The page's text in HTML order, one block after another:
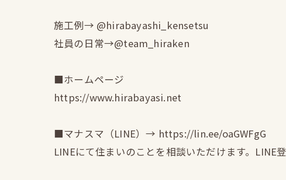
施工例→ @hirabayashi_kensetsu
社員の日常→@team_hiraken
■ホームページ
https://www.hirabayasi.net
■マナスマ（LINE）→ https://lin.ee/oaGWFgG
LINEにて住まいのことを相談いただけます。LINE